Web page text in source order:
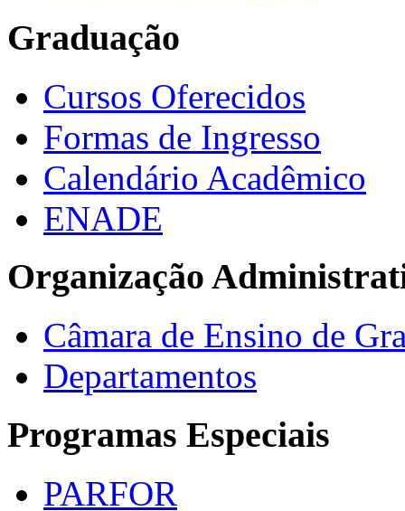
Graduação
Cursos Oferecidos
Formas de Ingresso
Calendário Acadêmico
ENADE
Organização
Câmara de Ensino de
Departamentos
Programas Especiais
PARFOR